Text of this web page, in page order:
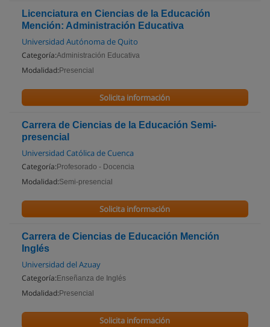
Licenciatura en Ciencias de la Educación
Mención: Administración Educativa
Universidad Autónoma de Quito
Categoría:Administración Educativa
Modalidad: Presencial
Solicita información
Carrera de Ciencias de la Educación Semi-
presencial
Universidad Católica de Cuenca
Categoría: Profesorado - Docencia
Modalidad:Semi-presencial
Solicita información
Carrera de Ciencias de Educación Mención
Inglés
Universidad del Azuay
Categoría: Enseñanza de Inglés
Modalidad: Presencial
Solicita información